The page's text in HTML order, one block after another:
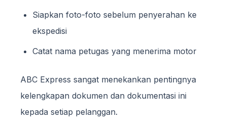
Siapkan foto-foto sebelum penyerahan ke
ekspedisi
Catat nama petugas yang menerima motor
ABC Express sangat menekankan pentingnya
kelengkapan dokumen dan dokumentasi ini
kepada setiap pelanggan.